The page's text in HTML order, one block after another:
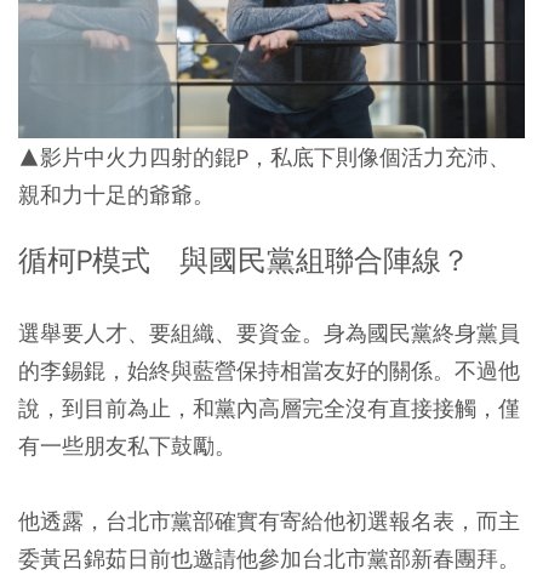
▲影片中火力四射的錕P，私底下則像個活力充沛、
親和力十足的爺爺。
循柯P模式 與國民黨組聯合陣線？
選舉要人才、要組織、要資金。身為國民黨終身黨員
的李錫錕，始終與藍營保持相當友好的關係。不過他
說，到目前為止，和黨內高層完全沒有直接接觸，僅
有一些朋友私下鼓勵。
他透露，台北市黨部確實有寄給他初選報名表，而主
委黃呂錦茹日前也邀請他參加台北市黨部新春團拜。